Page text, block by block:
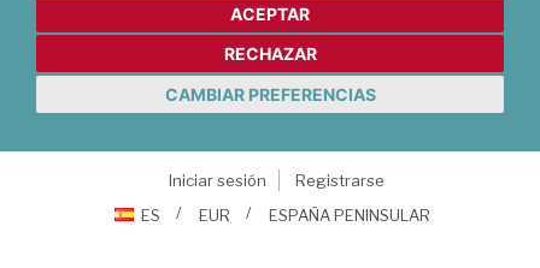
ACEPTAR
RECHAZAR
CAMBIAR PREFERENCIAS
Iniciar sesión
Registrarse
ES
EUR ESPAÑA PENINSULAR